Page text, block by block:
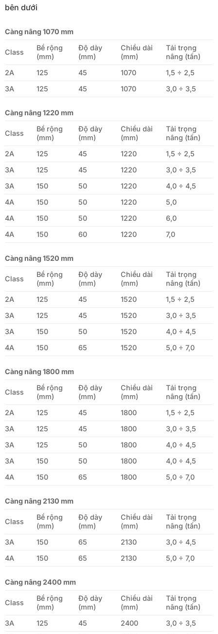
bên dưới
Càng nâng 1070 mm
Class
Bề rộng
(mm)
Độ dày
(mm)
Chiều dài
(mm)
Tải trọng
nâng (tấn)
2A
125 45 1070
1,5 ÷ 2,5
3A
125 45 1070 3,0 ÷ 3,5
Càng nâng 1220 mm
Class
Bề rộng
(mm)
Độ dày
(mm)
Chiều dài
(mm)
Tải trọng
nâng (tấn)
2A
125 45 1220
1,5 ÷ 2,5
3A
125 45 1220
3,0 ÷ 3,5
3A
150 50 1220
4,0 ÷ 4,5
4A
150 50 1220
5,0
4A
150 50 1220
6,0
4A
150 60 1220 7,0
Càng nâng 1520 mm
Class
Bề rộng
(mm)
Độ dày
(mm)
Chiều dài
(mm)
Tải trọng
nâng (tấn)
2A
125 45 1520
1,5 ÷ 2,5
3A
125 45 1520
3,0 ÷ 3,5
3A
150 50 1520
4,0 ÷ 4,5
4A
150 65 1520 5,0 ÷ 7,0
Càng nâng 1800 mm
Class
Bề rộng
(mm)
Độ dày
(mm)
Chiều dài
(mm)
Tải trọng
nâng (tấn)
2A
125 45 1800
1,5 ÷ 2,5
3A
125 45 1800
3,0 ÷ 3,5
3A
125 50 1800
4,0 ÷ 4,5
3A
150 50 1800
4,0 ÷ 4,5
4A
150 65 1800 5,0 ÷ 7,0
Càng nâng 2130 mm
Class
Bề rộng
(mm)
Độ dày
(mm)
Chiều dài
(mm)
Tải trọng
nâng (tấn)
3A
150 65 2130
3,0 ÷ 4,5
4A
150 65 2130 5,0 ÷ 7,0
Càng nâng 2400 mm
Class
Bề rộng
(mm)
Độ dày
(mm)
Chiều dài
(mm)
Tải trọng
nâng (tấn)
3A
125 45 2400
3,0 ÷ 3,5